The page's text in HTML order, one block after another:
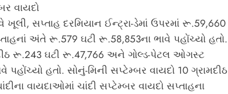
વાયદો
ખૂલી, સપ્તાહ દરમિયાન ઈન્ટ્રા-ડેમાં ઉપરમાં રૂ.59,660
અંતે રૂ.579 ઘટી રૂ.58,853ના ભાવે પહોંચ્યો હતો.
રૂ.243 ઘટી રૂ.47,766 અને ગોલ્ડ-પેટલ ઓગસ્ટ
હતો. સોનું-મિની સપ્ટેમ્બર વાયદો 10 ગ્રામદીઠ
વાયદાઓમાં ચાંદી સપ્ટેમ્બર વાયદો સપ્તાહના